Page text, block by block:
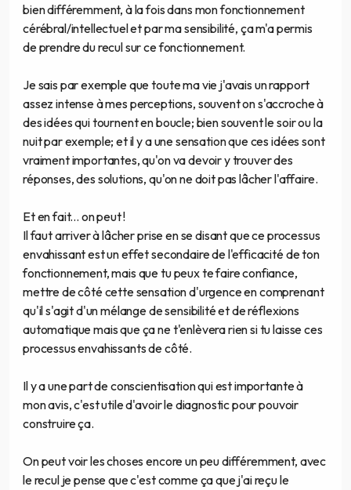
bien différemment, à la fois dans mon fonctionnement
cérébral/intellectuel et par ma sensibilité, ça m'a permis
de prendre du recul sur ce fonctionnement.
Je sais par exemple que toute ma vie j'avais un rapport
assez intense à mes perceptions, souvent on s'accroche à
des idées qui tournent en boucle; bien souvent le soir ou la
nuit par exemple; et il y a une sensation que ces idées sont
vraiment importantes, qu'on va devoir y trouver des
réponses, des solutions, qu'on ne doit pas lâcher l'affaire.
Et en fait... on peut !
Il faut arriver à lâcher prise en se disant que ce processus
envahissant est un effet secondaire de l'efficacité de ton
fonctionnement, mais que tu peux te faire confiance,
mettre de côté cette sensation d'urgence en comprenant
qu'il s'agit d'un mélange de sensibilité et de réflexions
automatique mais que ça ne t'enlèvera rien si tu laisse ces
processus envahissants de côté.
Il y a une part de conscientisation qui est importante à
mon avis, c'est utile d'avoir le diagnostic pour pouvoir
construire ça.
On peut voir les choses encore un peu différemment, avec
le recul je pense que c'est comme ça que j'ai reçu le